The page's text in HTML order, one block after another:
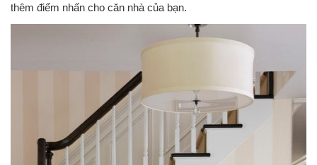
thêm điểm nhấn cho căn nhà của bạn.